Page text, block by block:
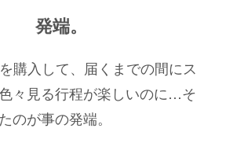
発端。
購入して、届くまでの間にス
々見る行程が楽しいのに…そ
のが事の発端。